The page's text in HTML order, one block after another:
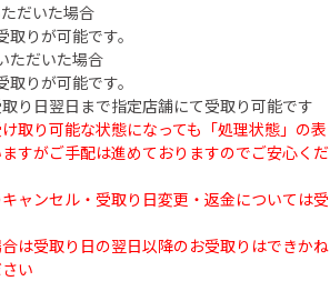
だいた場合
りが可能です。
ただいた場合
りが可能です。
り日翌日まで指定店舗にて受取り可能です
取り可能な状態になっても「処理状態」の表
すがご手配は進めておりますのでご安心くだ
ャンセル・受取り日変更・返金については受
は受取り日の翌日以降のお受取りはできかね
い